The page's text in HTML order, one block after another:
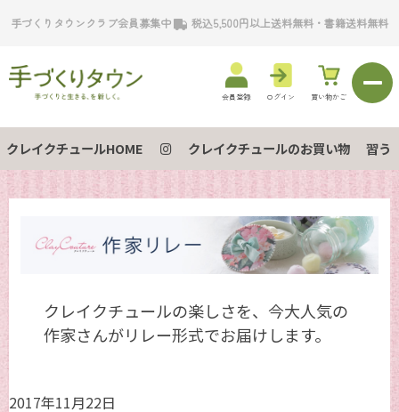
手づくりタウンクラブ会員募集中 税込5,500円以上送料無料・書籍送料無料
会員登録 ログイン 買い物かご
クレイクチュールHOME クレイクチュールのお買い物 習う
クレイクチュールの楽しさを、今大人気の
作家さんがリレー形式でお届けします。
2017年11月22日